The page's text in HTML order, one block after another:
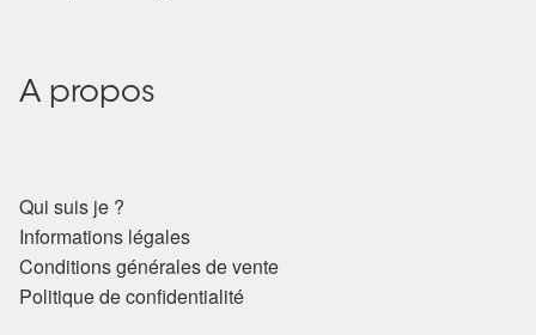
A propos
Qui suis je ?
Informations légales
Conditions générales de vente
Politique de confidentialité